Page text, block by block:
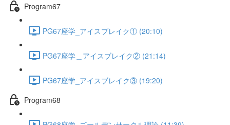
Program67
PG67座学_アイスブレイク① (20:10)
PG67座学＿アイスブレイク② (21:14)
PG67座学_アイスブレイク③ (19:20)
Program68